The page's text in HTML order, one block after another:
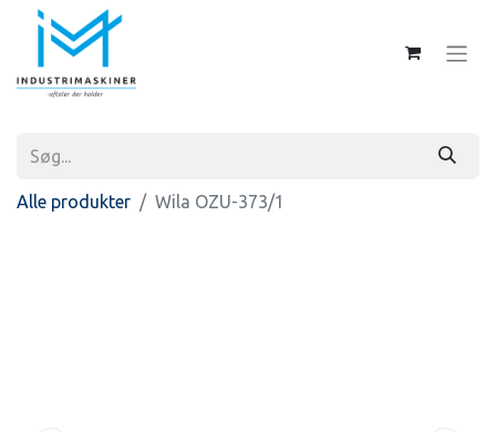
Alle produkter Wila OZU-373/1